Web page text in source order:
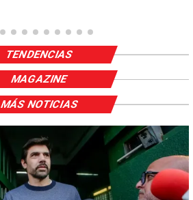
TENDENCIAS
MAGAZINE
MÁS NOTICIAS